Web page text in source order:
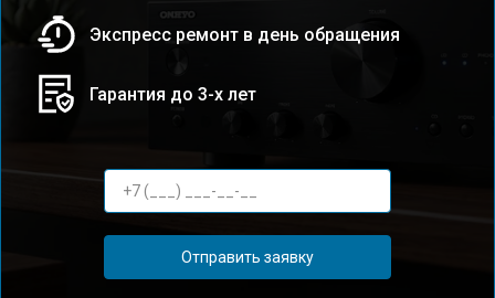
Экспресс ремонт в день обращения
Гарантия до 3-х лет
Отправить заявку